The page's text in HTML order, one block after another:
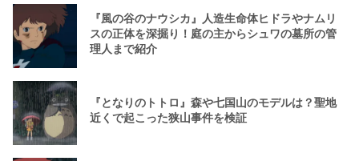
『風の谷のナウシカ』人造生命体ヒドラやナムリ
スの正体を深掘り！庭の主からシュワの墓所の管
理人まで紹介
『となりのトトロ』森や七国山のモデルは？聖地
近くで起こった狭山事件を検証